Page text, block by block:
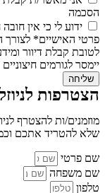
הסכמה
ידוע לי כי אין
פרטי האישיים*
לטובת קבלת דיוור
יימסר לגורמים
שליחה
הצטרפות
מוזמנים/ות להצטרף
שלא להטריד אתכם
שם פרטי
שם משפחה
טלפון